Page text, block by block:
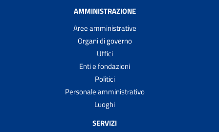
AMMINISTRAZIONE
Aree amministrative
Organi di governo
Uffici
Enti e fondazioni
Politici
Personale amministrativo
Luoghi
SERVIZI